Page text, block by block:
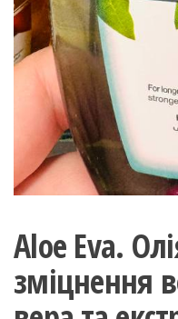
Aloe Eva.
зміцнення